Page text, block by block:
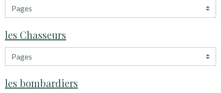
les Chasseurs
les bombardiers